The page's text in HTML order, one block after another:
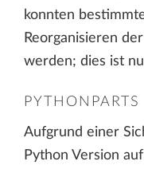
konnten
Reorganisieren
werden; dies ist
PYTHONPARTS
Aufgrund einer
Python Version